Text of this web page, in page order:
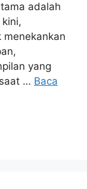
adalah
yang
… Baca